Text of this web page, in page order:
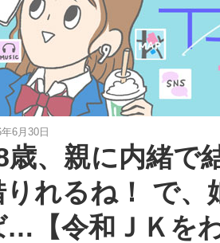
6月30日
歳、親に内緒で
りれるね！ で、
…【令和ＪＫを